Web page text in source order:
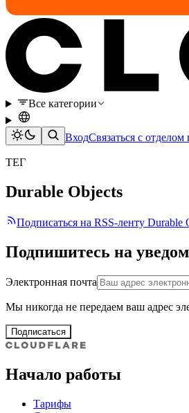
Все категории
ВходСвязаться с
ТЕГ
Durable Objects
Подписаться на RSS-ленту Durable
Подпишитесь на
Электронная почта
Мы никогда не передаем ваш адрес
Подписаться
Начало работы
Тарифы